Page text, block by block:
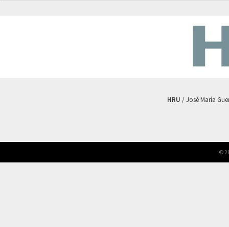
HRU / José María
©